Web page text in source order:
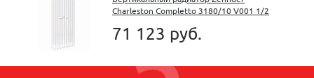
Charleston Completto 3180/10 V001 1/2
71 123 руб.